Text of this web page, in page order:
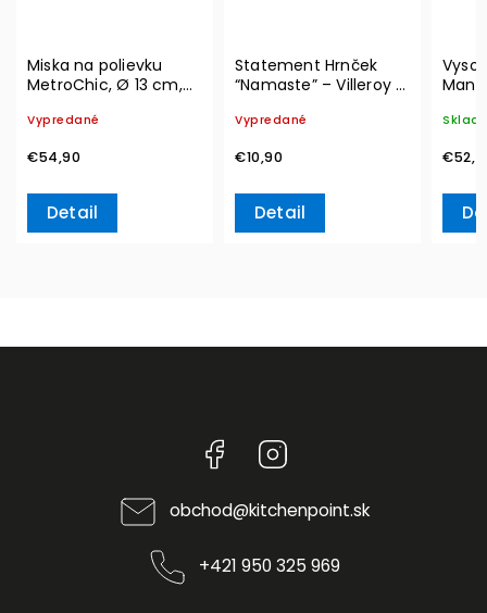
Miska na polievku
MetroChic, Ø 13 cm,
Boch
Vypredané
€54,90
Detail
Statement Hrnček
“Namaste” – Villeroy &
Vypredané
€10,90
Detail
&
Facebook
obchod@kitchenpoint.sk
+421 950 325 969